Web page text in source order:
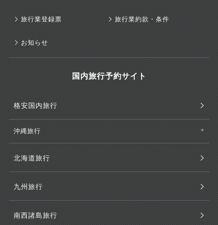
旅行業登録票 旅行業約款・条件
お知らせ
国内旅行予約サイト
格安国内旅行
沖縄旅行
北海道旅行
九州旅行
南西諸島旅行